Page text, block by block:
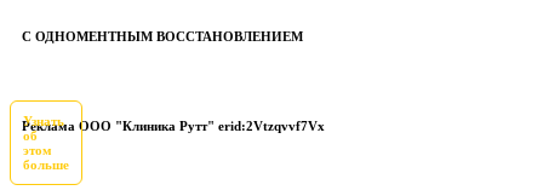
С ОДНОМЕНТНЫМ ВОССТАНОВЛЕНИЕМ
Реклама ООО "Клиника Рутт" erid:2Vtzqvvf7Vx
Узнать
об
этом
больше